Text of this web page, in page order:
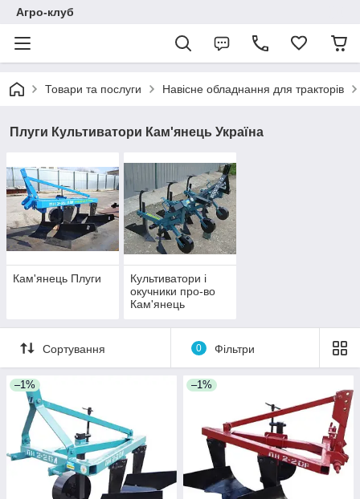
Агро-клуб
Товари та послуги Навісне обладнання для тракторів
Плуги Культиватори Кам'янець Україна
Кам'янець Плуги
Культиватори і
окучники про-во
Кам'янець
Сортування 0 Фільтри
–1% –1%